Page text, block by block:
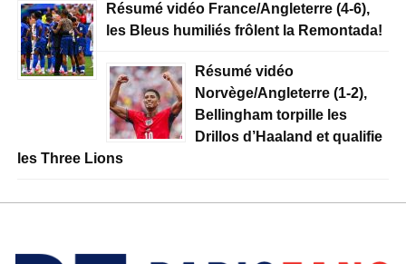
Résumé vidéo France/Angleterre (4-6),
les Bleus humiliés frôlent la Remontada!
Résumé vidéo
Norvège/Angleterre (1-2),
Bellingham torpille les
Drillos d’Haaland et qualifie
les Three Lions